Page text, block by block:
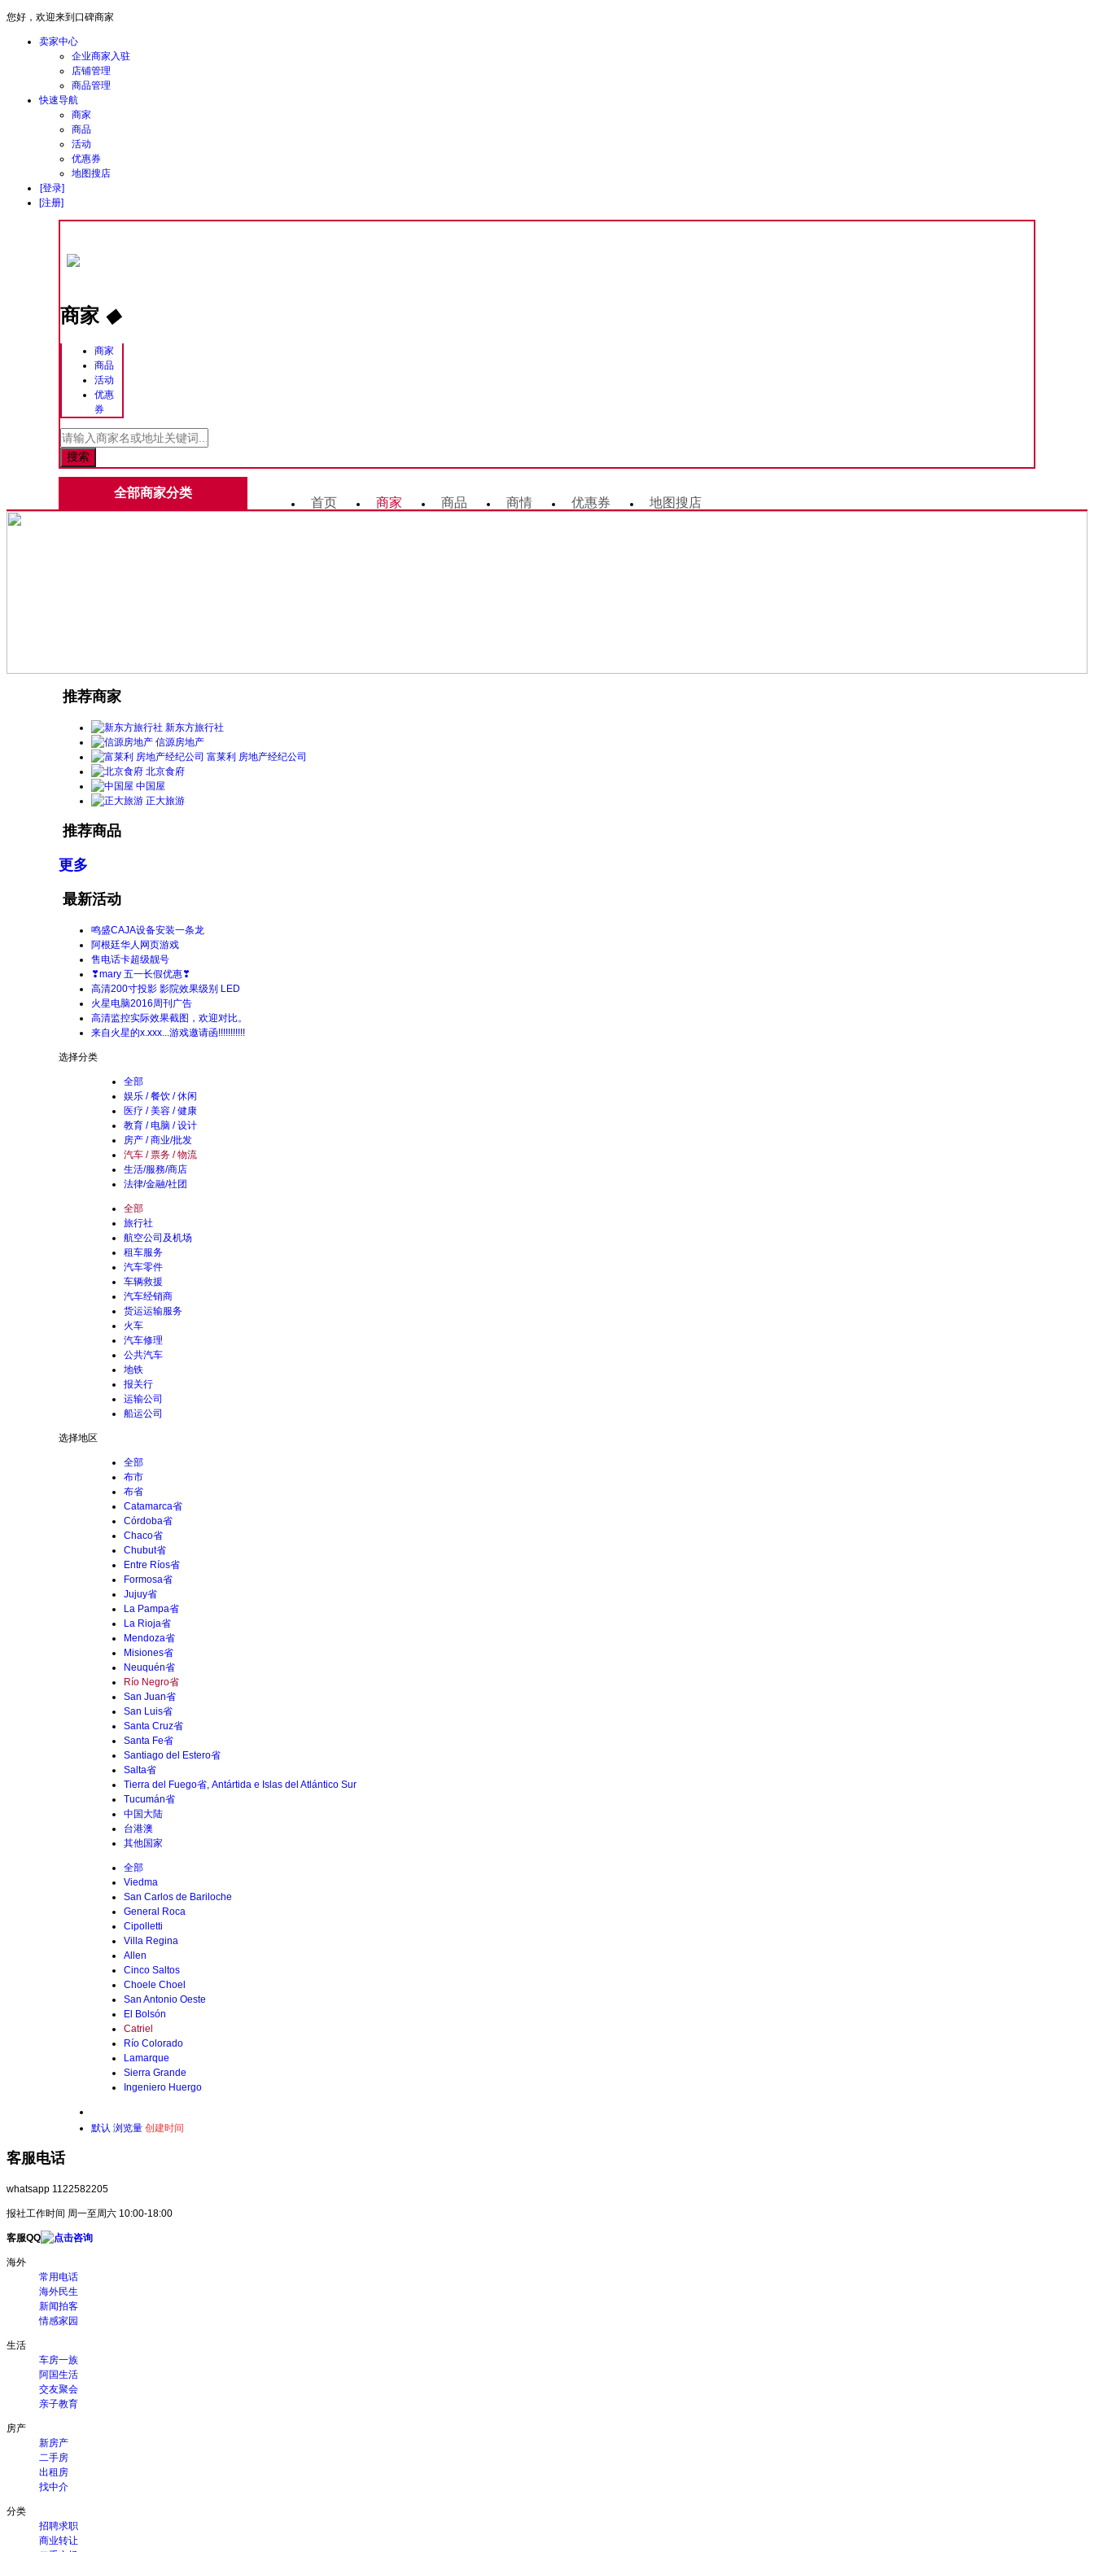
您好，欢迎来到口碑商家
卖家中心
企业商家入驻
店铺管理
商品管理
快速导航
商家
商品
活动
优惠券
地图搜店
[登录]
[注册]
商家 ◆
商家
商品
活动
优惠
券
全部商家分类
首页 商家 商品 商情 优惠券 地图搜店
推荐商家
新东方旅行社
信源房地产
富莱利 房地产经纪公司
北京食府
中国屋
正大旅游
推荐商品
更多
最新活动
鸣盛CAJA设备安装一条龙
阿根廷华人网页游戏
售电话卡超级靓号
❣mary 五一长假优惠❣
高清200寸投影 影院效果级别 LED
火星电脑2016周刊广告
高清监控实际效果截图，欢迎对比。
来自火星的x.xxx...游戏邀请函!!!!!!!!!!!
选择分类
全部
娱乐 / 餐饮 / 休闲
医疗 / 美容 / 健康
教育 / 电脑 / 设计
房产 / 商业/批发
汽车 / 票务 / 物流
生活/服務/商店
法律/金融/社团
全部
旅行社
航空公司及机场
租车服务
汽车零件
车辆救援
汽车经销商
货运运输服务
火车
汽车修理
公共汽车
地铁
报关行
运输公司
船运公司
选择地区
全部
布市
布省
Catamarca省
Córdoba省
Chaco省
Chubut省
Entre Ríos省
Formosa省
Jujuy省
La Pampa省
La Rioja省
Mendoza省
Misiones省
Neuquén省
Río Negro省
San Juan省
San Luis省
Santa Cruz省
Santa Fe省
Santiago del Estero省
Salta省
Tierra del Fuego省, Antártida e Islas del Atlántico Sur
Tucumán省
中国大陆
台港澳
其他国家
全部
Viedma
San Carlos de Bariloche
General Roca
Cipolletti
Villa Regina
Allen
Cinco Saltos
Choele Choel
San Antonio Oeste
El Bolsón
Catriel
Río Colorado
Lamarque
Sierra Grande
Ingeniero Huergo
默认 浏览量 创建时间
客服电话
whatsapp 1122582205
报社工作时间 周一至周六 10:00-18:00
客服QQ
海外
常用电话
海外民生
新闻拍客
情感家园
生活
车房一族
阿国生活
交友聚会
亲子教育
房产
新房产
二手房
出租房
找中介
分类
招聘求职
商业转让